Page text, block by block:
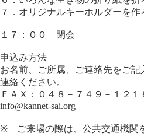
７．オリジナルキーホルダーを
１７：００ 閉会
申込み方法
お名前、ご所属、ご連絡先をご
連絡ください。
ＦＡＸ：０４８－７４９－１２
info@kannet-sai.org
※ ご来場の際は、公共交通機関